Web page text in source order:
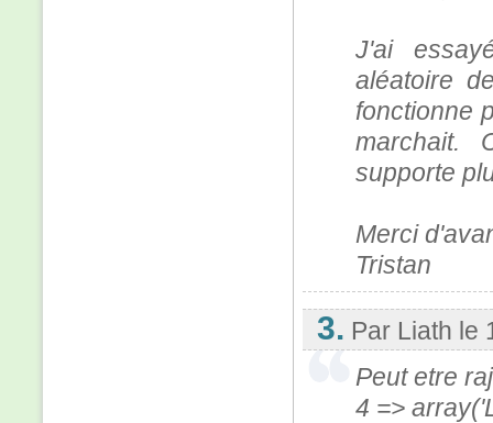
J'ai
aléatoire
fonctionne
marchait.
supporte
Merci
Tristan
3. Par Liath le
Peut etre
4 =>